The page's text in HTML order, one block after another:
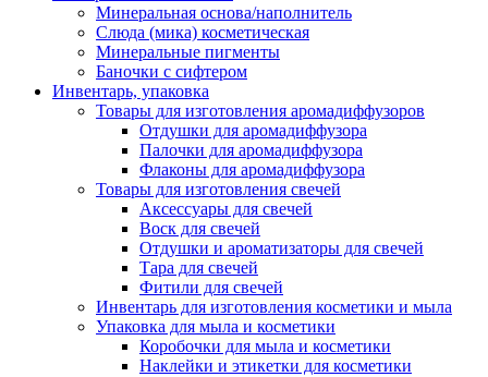
Минеральная основа/наполнитель
Слюда (мика) косметическая
Минеральные пигменты
Баночки с сифтером
Инвентарь, упаковка
Товары для изготовления аромадиффузоров
Отдушки для аромадиффузора
Палочки для аромадиффузора
Флаконы для аромадиффузора
Товары для изготовления свечей
Аксессуары для свечей
Воск для свечей
Отдушки и ароматизаторы для свечей
Тара для свечей
Фитили для свечей
Инвентарь для изготовления косметики и мыла
Упаковка для мыла и косметики
Коробочки для мыла и косметики
Наклейки и этикетки для косметики